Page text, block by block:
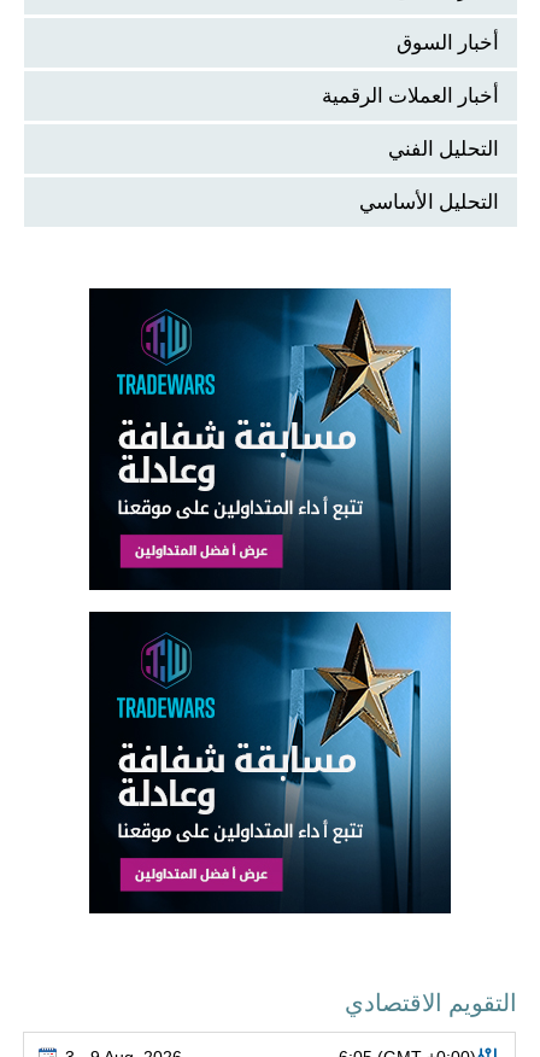
أخبار السوق
أخبار العملات الرقمية
التحليل الفني
التحليل الأساسي
التقويم الاقتصادي